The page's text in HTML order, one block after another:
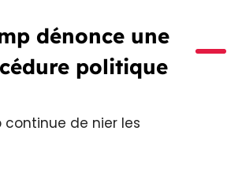
dénonce une
politique
continue de nier les